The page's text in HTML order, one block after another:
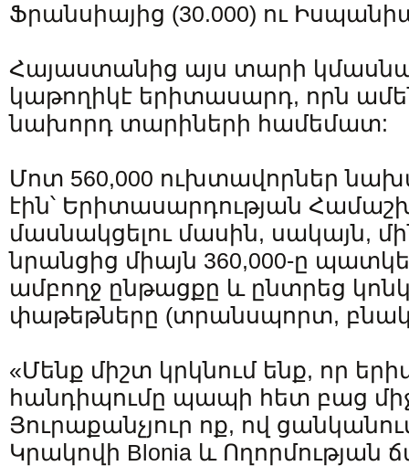
Ֆրանսիայից (30.000) ու
Հայաստանից այս տարի
կաթողիկէ երիտասարդ, որն
նախորդ տարիների համեմատ:
Մոտ 560,000 ուխտավորներ
էին՝ Երիտասարդության
մասնակցելու մասին, սակայն,
նրանցից միայն 360,000-ը
ամբողջ ընթացքը և ընտրեց
փաթեթները (տրանսպորտ,
«Մենք միշտ կրկնում ենք, որ
հանդիպումը պապի հետ բաց
Յուրաքանչյուր ոք, ով
Կրակովի Blonia և Ողորմության